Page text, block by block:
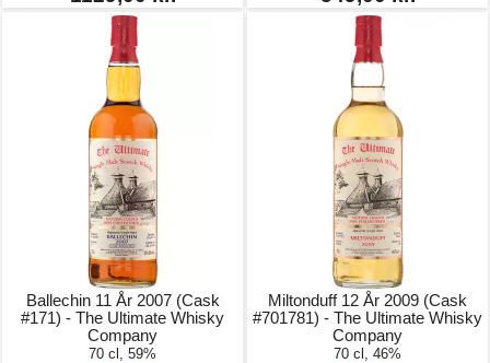
Ballechin 11 År 2007 (Cask
#171) - The Ultimate Whisky
Company
70 cl, 59%
Miltonduff 12 År 2009 (Cask
#701781) - The Ultimate Whisky
Company
70 cl, 46%